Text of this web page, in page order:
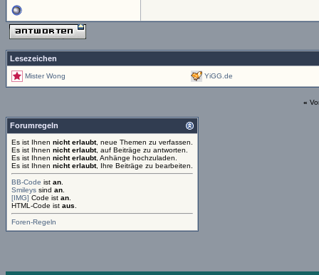
Lesezeichen
Mister Wong YiGG.de
«
Forumregeln
Es ist Ihnen nicht erlaubt, neue Themen zu verfassen.
Es ist Ihnen nicht erlaubt, auf Beiträge zu antworten.
Es ist Ihnen nicht erlaubt, Anhänge hochzuladen.
Es ist Ihnen nicht erlaubt, Ihre Beiträge zu bearbeiten.
BB-Code ist an
Smileys sind an
[IMG] Code ist an
HTML-Code ist aus
Foren-Regeln